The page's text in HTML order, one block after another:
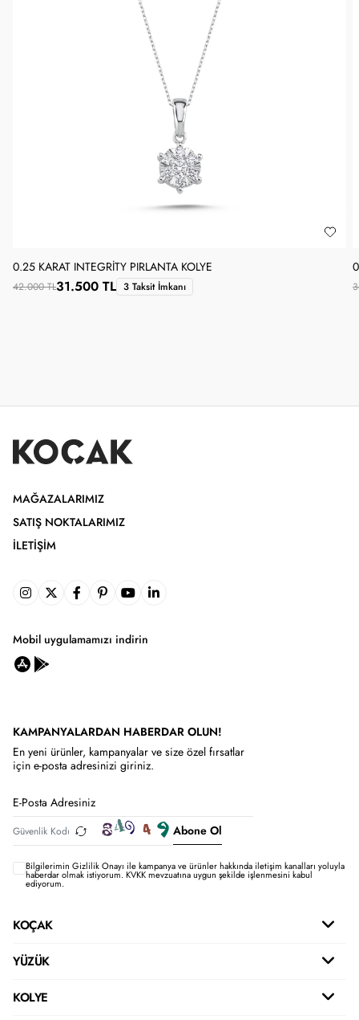
0.25 KARAT INTEGRITY PIRLANTA KOLYE
42.000 TL31.500 TL 3 Taksit İmkanı
MAĞAZALARIMIZ
SATIŞ NOKTALARIMIZ
İLETIŞIM
Mobil uygulamamızı indirin
KAMPANYALARDAN HABERDAR OLUN!
En yeni ürünler, kampanyalar ve size özel fırsatlar
için e-posta adresinizi giriniz.
Abone Ol
Bilgilerimin Gizlilik Onayı ile kampanya ve ürünler hakkında iletişim kanalları yoluyla
haberdar olmak istiyorum.KVKK mevzuatına uygun şekilde işlenmesini kabul
ediyorum.
KOÇAK
YÜZÜK
KOLYE